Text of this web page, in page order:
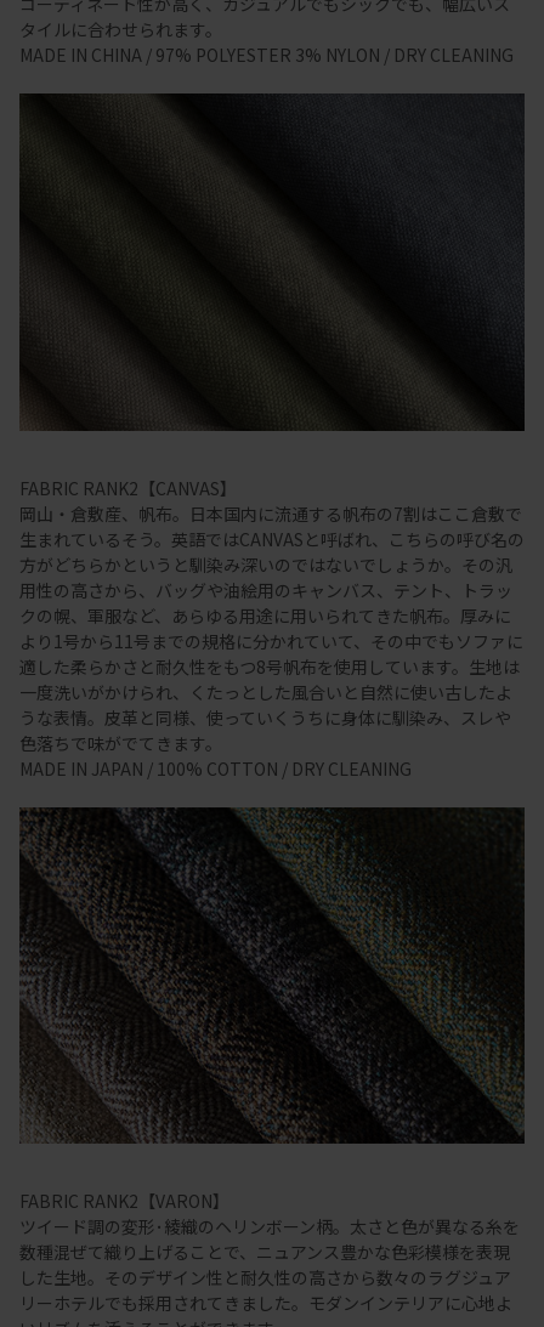
タイルに合わせられます。
MADE IN CHINA / 97% POLYESTER 3% NYLON / DRY CLEANING
FABRIC RANK2【CANVAS】
岡山・倉敷産、帆布。日本国内に流通する帆布の7割はここ倉敷で
生まれているそう。英語ではCANVASと呼ばれ、こちらの呼び名の
方がどちらかというと馴染み深いのではないでしょうか。その汎
用性の高さから、バッグや油絵用のキャンバス、テント、トラッ
クの幌、軍服など、あらゆる用途に用いられてきた帆布。厚みに
より1号から11号までの規格に分かれていて、その中でもソファに
適した柔らかさと耐久性をもつ8号帆布を使用しています。生地は
一度洗いがかけられ、くたっとした風合いと自然に使い古したよ
うな表情。皮革と同様、使っていくうちに身体に馴染み、スレや
色落ちで味がでてきます。
MADE IN JAPAN / 100% COTTON / DRY CLEANING
FABRIC RANK2【VARON】
ツイード調の変形･綾織のヘリンボーン柄。太さと色が異なる糸を
数種混ぜて織り上げることで、ニュアンス豊かな色彩模様を表現
した生地。そのデザイン性と耐久性の高さから数々のラグジュア
リーホテルでも採用されてきました。モダンインテリアに心地よ